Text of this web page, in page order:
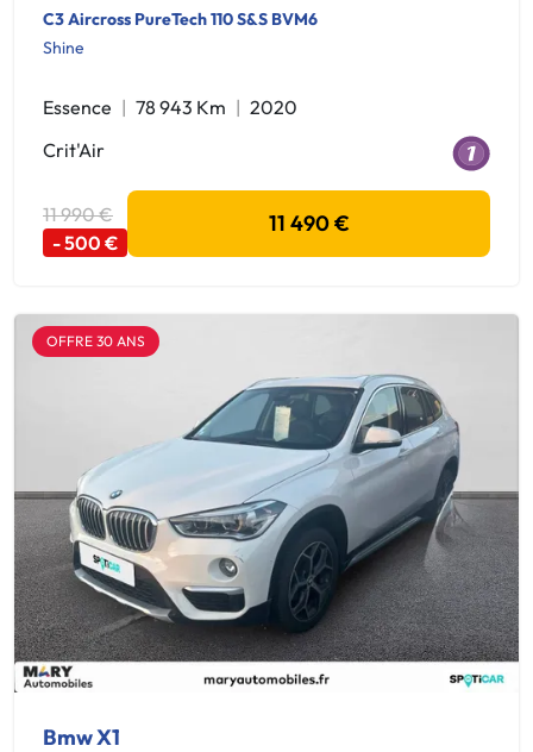
C3 Aircross PureTech 110 S&S BVM6
Shine
Essence 78 943 Km
2020
Crit'Air
11 990 €
- 500 €
11 490 €
OFFRE 30 ANS
Bmw X1